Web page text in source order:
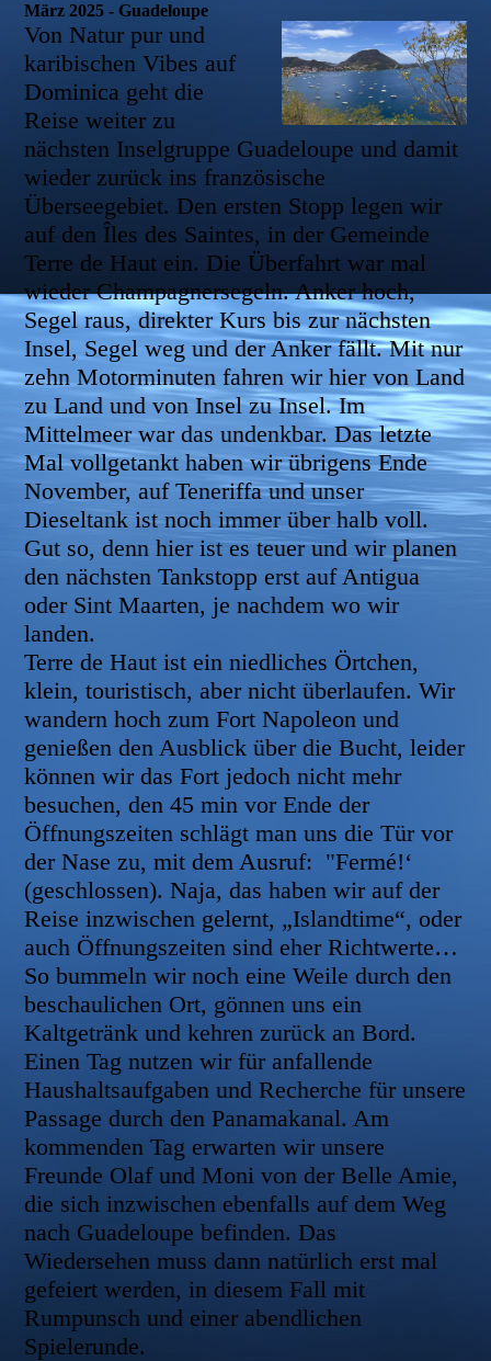
März 2025 - Guadeloupe
Von Natur pur und
karibischen Vibes auf
Dominica geht die
Reise weiter zu
nächsten Inselgruppe Guadeloupe und damit
wieder zurück ins französische
Überseegebiet. Den ersten Stopp legen wir
auf den Îles des Saintes, in der Gemeinde
Terre de Haut ein. Die Überfahrt war mal
wieder Champagnersegeln. Anker hoch,
Segel raus, direkter Kurs bis zur nächsten
Insel, Segel weg und der Anker fällt. Mit nur
zehn Motorminuten fahren wir hier von Land
zu Land und von Insel zu Insel. Im
Mittelmeer war das undenkbar. Das letzte
Mal vollgetankt haben wir übrigens Ende
November, auf Teneriffa und unser
Dieseltank ist noch immer über halb voll.
Gut so, denn hier ist es teuer und wir planen
den nächsten Tankstopp erst auf Antigua
oder Sint Maarten, je nachdem wo wir
landen.
Terre de Haut ist ein niedliches Örtchen,
klein, touristisch, aber nicht überlaufen. Wir
wandern hoch zum Fort Napoleon und
genießen den Ausblick über die Bucht, leider
können wir das Fort jedoch nicht mehr
besuchen, den 45 min vor Ende der
Öffnungszeiten schlägt man uns die Tür vor
der Nase zu, mit dem Ausruf: "Fermé!‘
(geschlossen). Naja, das haben wir auf der
Reise inzwischen gelernt, „Islandtime“, oder
auch Öffnungszeiten sind eher Richtwerte…
So bummeln wir noch eine Weile durch den
beschaulichen Ort, gönnen uns ein
Kaltgetränk und kehren zurück an Bord.
Einen Tag nutzen wir für anfallende
Haushaltsaufgaben und Recherche für unsere
Passage durch den Panamakanal. Am
kommenden Tag erwarten wir unsere
Freunde Olaf und Moni von der Belle Amie,
die sich inzwischen ebenfalls auf dem Weg
nach Guadeloupe befinden. Das
Wiedersehen muss dann natürlich erst mal
gefeiert werden, in diesem Fall mit
Rumpunsch und einer abendlichen
Spielerunde.